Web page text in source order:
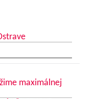
maximálnej